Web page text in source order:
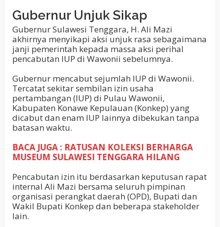
Gubernur Unjuk Sikap
Gubernur Sulawesi Tenggara, H. Ali Mazi
akhirnya menyikapi aksi unjuk rasa sebagaimana
janji pemerintah kepada massa aksi perihal
pencabutan IUP di Wawonii sebelumnya.
Gubernur mencabut sejumlah IUP di Wawonii.
Tercatat sekitar sembilan izin usaha
pertambangan (IUP) di Pulau Wawonii,
Kabupaten Konawe Kepulauan (Konkep) yang
dicabut dan enam IUP lainnya dibekukan tanpa
batasan waktu.
BACA JUGA : RATUSAN KOLEKSI BERHARGA
MUSEUM SULAWESI TENGGARA HILANG
Pencabutan izin itu berdasarkan keputusan rapat
internal Ali Mazi bersama seluruh pimpinan
organisasi perangkat daerah (OPD), Bupati dan
Wakil Bupati Konkep dan beberapa stakeholder
lain.